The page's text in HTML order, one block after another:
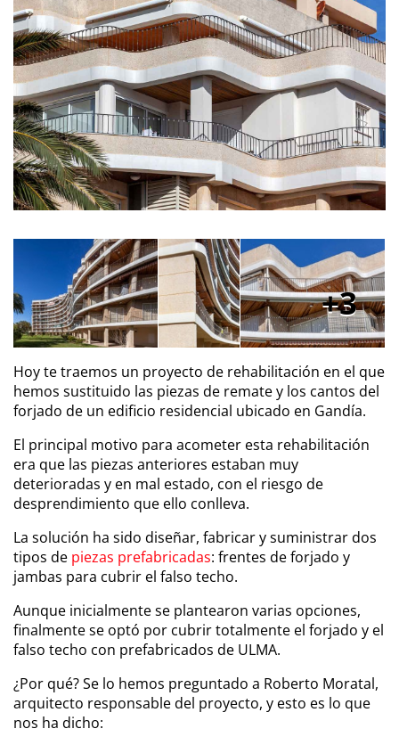
3
Hoy te traemos un proyecto de rehabilitación en el que
hemos sustituido las piezas de remate y los cantos del
forjado de un edificio residencial ubicado en Gandía.
El principal motivo para acometer esta rehabilitación
era que las piezas anteriores estaban muy
deterioradas y en mal estado, con el riesgo de
desprendimiento que ello conlleva.
La solución ha sido diseñar, fabricar y suministrar dos
tipos de piezas prefabricadas: frentes de forjado y
jambas para cubrir el falso techo.
Aunque inicialmente se plantearon varias opciones,
finalmente se optó por cubrir totalmente el forjado y el
falso techo con prefabricados de ULMA.
¿Por qué? Se lo hemos preguntado a Roberto Moratal,
arquitecto responsable del proyecto, y esto es lo que
nos ha dicho: